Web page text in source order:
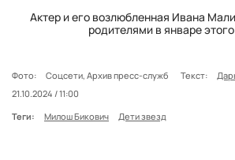
Актер и его возлюбленная Ивана
родителями в январе
Фото: Соцсети, Архив пресс-служб Текст:
21.10.2024 / 11:00
Теги:
Милош Бикович Дети звезд